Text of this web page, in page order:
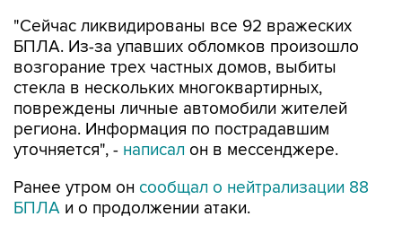
"Сейчас ликвидированы все 92 вражеских
БПЛА. Из-за упавших обломков произошло
возгорание трех частных домов, выбиты
стекла в нескольких многоквартирных,
повреждены личные автомобили жителей
региона. Информация по пострадавшим
уточняется", - написал он в мессенджере.
Ранее утром он сообщал о нейтрализации 88
БПЛА и о продолжении атаки.